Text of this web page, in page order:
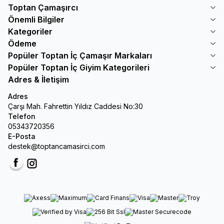
Toptan Çamaşırcı
Önemli Bilgiler
Kategoriler
Ödeme
Popüler Toptan İç Çamaşır Markaları
Popüler Toptan İç Giyim Kategorileri
Adres & İletişim
Adres
Çarşı Mah. Fahrettin Yıldız Caddesi No:30
Telefon
05343720356
E-Posta
destek@toptancamasirci.com
FacebookInstagram